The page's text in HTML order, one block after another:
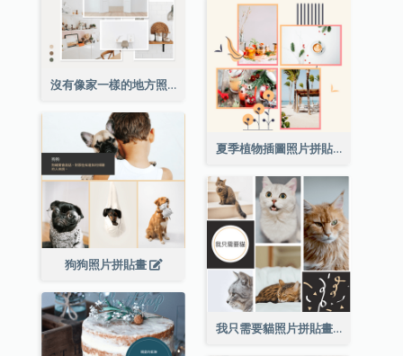
沒有像家一樣的地方照片拼貼畫
夏季植物插圖照片拼貼畫
狗狗照片拼貼畫
我只需要貓照片拼貼畫